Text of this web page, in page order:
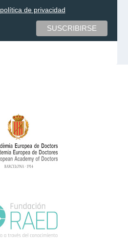
política de privacidad